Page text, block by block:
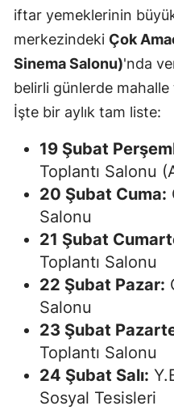
iftar yemeklerinin
merkezindeki Çok
Sinema Salonu)'nda
belirli günlerde mahalle
İşte bir aylık tam liste:
19 Şubat
Toplantı Salonu
20 Şubat Cuma:
Salonu
21 Şubat
Toplantı Salonu
22 Şubat Pazar:
Salonu
23 Şubat
Toplantı Salonu
24 Şubat Salı:
Sosyal Tesisleri